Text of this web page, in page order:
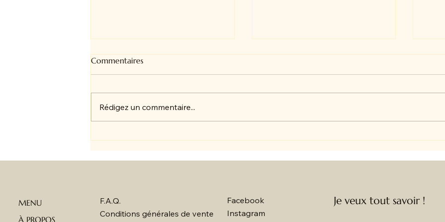
vibrer Avignon ☀️
Commentaires
Rédigez un commentaire...
MENU
À PROPOS
F.A.Q.
Conditions générales de vente
Facebook
Instagram
Je veux tout savoir !